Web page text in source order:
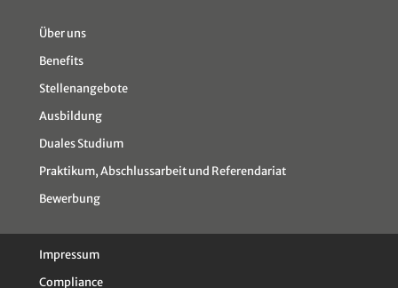
Über uns
Benefits
Stellenangebote
Ausbildung
Duales Studium
Praktikum, Abschlussarbeit und Referendariat
Bewerbung
Impressum
Compliance